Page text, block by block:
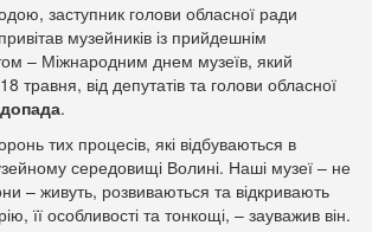
заступник голови обласної ради
музейників із прийдешнім
– Міжнародним днем музеїв, який
травня, від депутатів та голови обласної
.
тих процесів, які відбуваються в
середовищі Волині. Наші музеї – не
– живуть, розвиваються та відкривають
її особливості та тонкощі, – зауважив він.